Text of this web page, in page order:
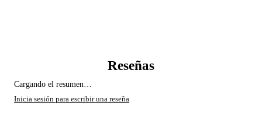
Cargando el resumen…